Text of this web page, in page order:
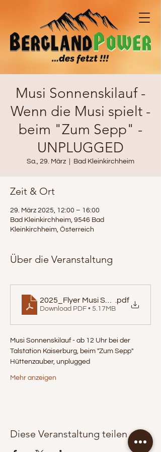
Musi Sonnenskilauf -
Wenn die Musi spielt -
beim "Zum Sepp" -
UNPLUGGED
Sa., 29. März Bad Kleinkirchheim
Zeit & Ort
29. März 2025, 12:00 – 16:00
Bad Kleinkirchheim, 9546 Bad
Kleinkirchheim, Österreich
Über die Veranstaltung
2025_Flyer Musi .pdf
Download PDF • 5.17MB
Musi Sonnenskilauf - ab 12 Uhr bei der
Talstation Kaiserburg, beim "Zum Sepp"
Hüttenzauber, unplugged
Mehr anzeigen
Diese Veranstaltung teilen